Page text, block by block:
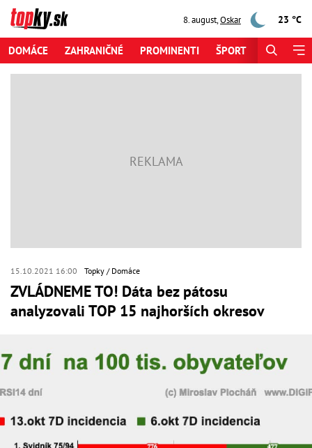
8. august,Oskar 23 °C
DOMÁCE ZAHRANIČNÉ PROMINENTI ŠPORT
15.10.2021 16:00 Topky Domáce
ZVLÁDNEME TO! Dáta bez pátosu
analyzovali TOP 15 najhorších okresov